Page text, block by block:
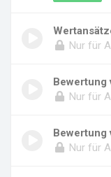
Nur für
Nur für
Bewertung
Nur für